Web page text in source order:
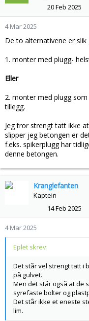
20 Feb 2025
4 Mar 2025
De to alternativene er slik
1. monter med plugg-
Eller
2. monter med plugg
tillegg.
Jeg tror strengt tatt ikke
slipper jeg betongen er
f.eks. spikerplugg har
denne betongen.
Kranglefanten
Kaptein
14 Feb 2025
4 Mar 2025
Eplet skrev:
Det står vel strengt tatt i
på gulvet.
Men det står også at de
syrefaste bolter og
Det står ikke et eneste
lim.